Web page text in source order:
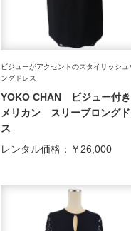
ビジューがアクセントのスタイリッシュ
ングドレス
YOKO CHAN ビジュー付
メリカン スリーブロング
ス
レンタル価格： ￥26,000